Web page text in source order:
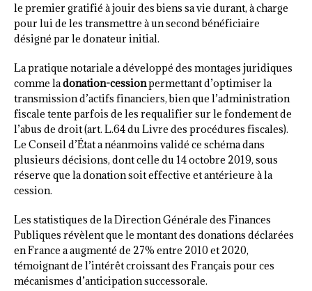
le premier gratifié à jouir des biens sa vie durant, à charge
pour lui de les transmettre à un second bénéficiaire
désigné par le donateur initial.
La pratique notariale a développé des montages juridiques
comme ladonation-cessionpermettant d’optimiser la
transmission d’actifs financiers, bien que l’administration
fiscale tente parfois de les requalifier sur le fondement de
l’abus de droit (art. L.64 du Livre des procédures fiscales).
Le Conseil d’État a néanmoins validé ce schéma dans
plusieurs décisions, dont celle du 14 octobre 2019, sous
réserve que la donation soit effective et antérieure à la
cession.
Les statistiques de la Direction Générale des Finances
Publiques révèlent que le montant des donations déclarées
en France a augmenté de 27% entre 2010 et 2020,
témoignant de l’intérêt croissant des Français pour ces
mécanismes d’anticipation successorale.